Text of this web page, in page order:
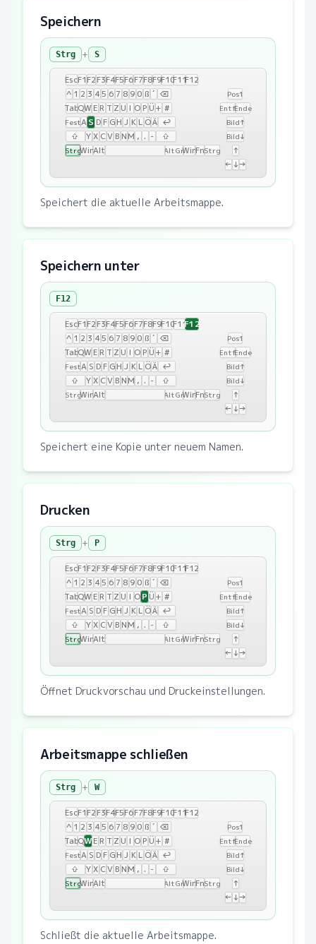
Speichern
Strg + S
EscF1F2F3F4F5F6F7F8F9F10F11F12
^ 1 2 3 4 5 6 7 8 9 0 ß ´ ⌫
TabQWE R T Z U I OP Ü+ #
FestASD F GH J K L ÖÄ ↩
⇧
Y X CVBNM , . - ⇧
StrgWinAlt AltGrWinFnStrg
Pos1
EntfEnde
Bild↑
Bild↓
↑
← ↓→
Speichert die aktuelle Arbeitsmappe.
Speichern unter
F12
EscF1F2F3F4F5F6F7F8F9F10F11F12
^ 1 2 3 4 5 6 7 8 9 0 ß ´ ⌫
TabQWE R T Z U I OP Ü+ #
FestA S D F GH J K L ÖÄ ↩
⇧
Y X CVBNM , . - ⇧
StrgWinAlt AltGrWinFnStrg
Pos1
EntfEnde
Bild↑
Bild↓
↑
← ↓→
Speichert eine Kopie unter neuem Namen.
Drucken
Strg + P
EscF1F2F3F4F5F6F7F8F9F10F11F12
^ 1 2 3 4 5 6 7 8 9 0 ß ´ ⌫
TabQWE R T Z U I OP Ü+ #
FestA S D F GH J K L ÖÄ ↩
⇧
Y X CVBNM , . - ⇧
StrgWinAlt AltGrWinFnStrg
Pos1
EntfEnde
Bild↑
Bild↓
↑
← ↓→
Öffnet Druckvorschau und Druckeinstellungen.
Arbeitsmappe schließen
Strg + W
EscF1F2F3F4F5F6F7F8F9F10F11F12
^ 1 2 3 4 5 6 7 8 9 0 ß ´ ⌫
TabQWE R T Z U I OP Ü+ #
FestA S D F GH J K L ÖÄ ↩
⇧
Y X CVBNM , . - ⇧
StrgWinAlt AltGrWinFnStrg
Pos1
EntfEnde
Bild↑
Bild↓
↑
← ↓→
Schließt die aktuelle Arbeitsmappe.